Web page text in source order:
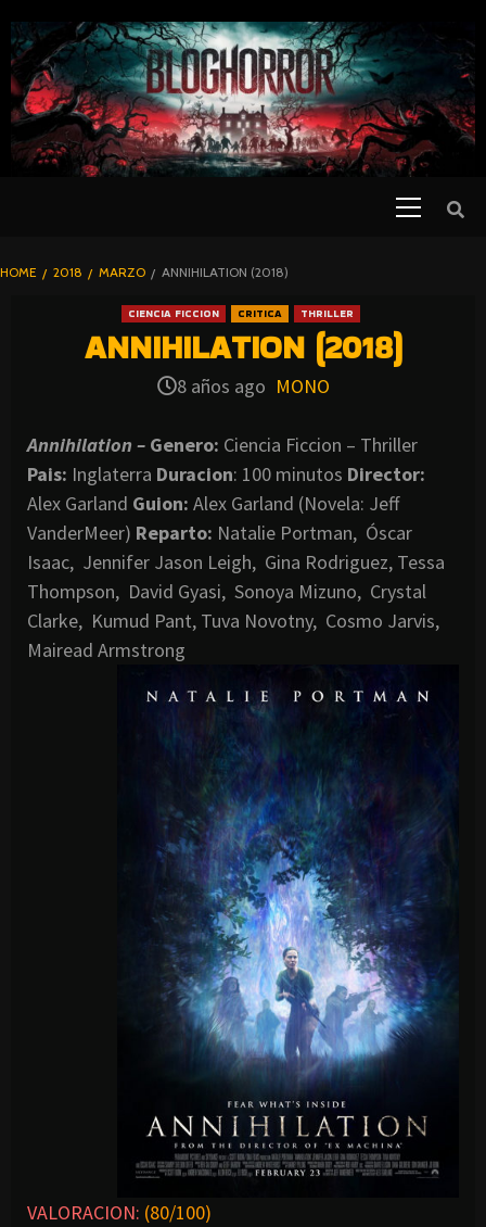
TO
CONTENT
BLOGHORROR
HOME 2018 MARZO ANNIHILATION (2018)
CIENCIA FICCION CRITICA THRILLER
ANNIHILATION (2018)
8 años ago MONO
Annihilation – Genero: Ciencia Ficcion – Thriller
Pais: Inglaterra Duracion: 100 minutos Director:
Alex Garland Guion: Alex Garland (Novela: Jeff
VanderMeer) Reparto: Natalie Portman, Óscar
Isaac, Jennifer Jason Leigh, Gina Rodriguez, Tessa
Thompson, David Gyasi, Sonoya Mizuno, Crystal
Clarke, Kumud Pant, Tuva Novotny, Cosmo Jarvis,
Mairead Armstrong
VALORACION: (80/100)